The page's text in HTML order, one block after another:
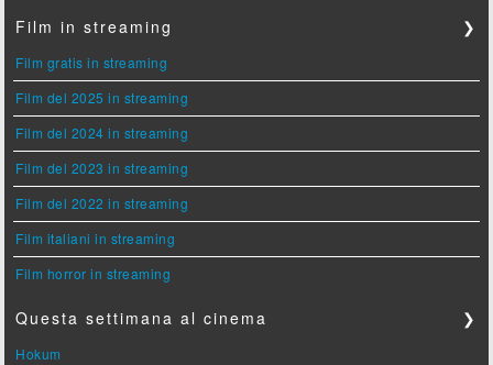
Film in streaming ❯
Film gratis in streaming
Film del 2025 in streaming
Film del 2024 in streaming
Film del 2023 in streaming
Film del 2022 in streaming
Film italiani in streaming
Film horror in streaming
Questa settimana al cinema ❯
Hokum